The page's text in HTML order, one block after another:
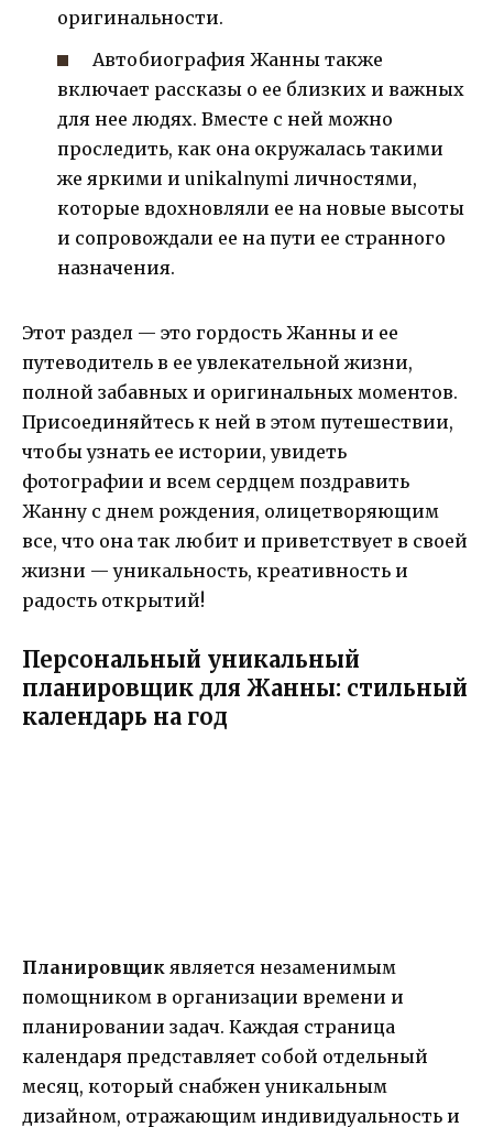
оригинальности.
Автобиография Жанны также
включает рассказы о ее близких и важных
для нее людях. Вместе с ней можно
проследить, как она окружалась такими
же яркими и unikalnymi личностями,
которые вдохновляли ее на новые высоты
и сопровождали ее на пути ее странного
назначения.
Этот раздел — это гордость Жанны и ее
путеводитель в ее увлекательной жизни,
полной забавных и оригинальных моментов.
Присоединяйтесь к ней в этом путешествии,
чтобы узнать ее истории, увидеть
фотографии и всем сердцем поздравить
Жанну с днем рождения, олицетворяющим
все, что она так любит и приветствует в своей
жизни — уникальность, креативность и
радость открытий!
Персональный уникальный
планировщик для Жанны: стильный
календарь на год
Планировщик является незаменимым
помощником в организации времени и
планировании задач. Каждая страница
календаря представляет собой отдельный
месяц, который снабжен уникальным
дизайном, отражающим индивидуальность и